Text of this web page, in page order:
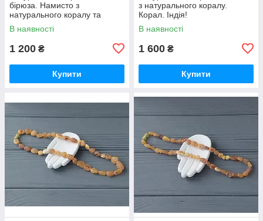
бірюза. Намисто з
натурального коралу та
бірюзи. Індія!
В наявності
1 200 ₴
Купити
з натурального коралу.
Корал. Індія!
В наявності
1 600 ₴
Купити